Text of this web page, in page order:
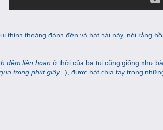
thỉnh thoảng đánh đờn và hát bài này, nói rằng
đêm liên hoan ở thời của ba tui cũng giống như
trong phút giây... ), được hát chia tay trong